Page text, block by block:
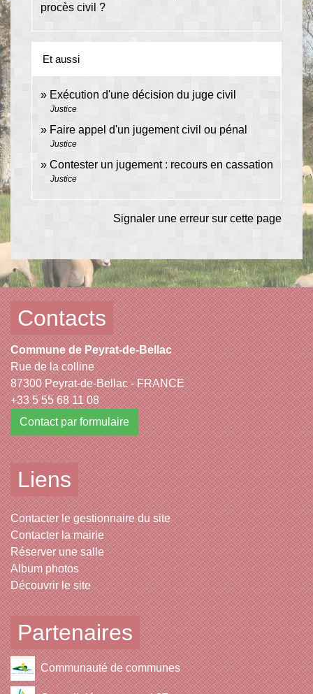
procès civil ?
Et aussi
Exécution d'une décision du juge civil
Justice
Faire appel d'un jugement civil ou pénal
Justice
Contester un jugement : recours en cassation
Justice
Signaler une erreur sur cette page
Contacts
Commune de Peyrat-de-Bellac
Rue de la colline
87300 Peyrat-de-Bellac - FRANCE
+33 5 55 68 11 08
Contact par formulaire
Liens
Contacter le gestionnaire du site
Contacter la mairie
Réserver une salle
Album photos
Découvrir le site
Partenaires
Communauté de communes